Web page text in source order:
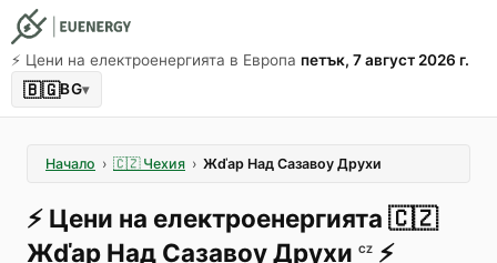
⚡️ Цени на електроенергията в Европа петък, 7 август 2026 г.
🇧🇬BG▾
Начало › 🇨🇿 Чехия › Жďар Над Сазавоу Друхи
⚡️ Цени на електроенергията 🇨🇿
Жďар Над Сазавоу Друхи CZ ⚡️